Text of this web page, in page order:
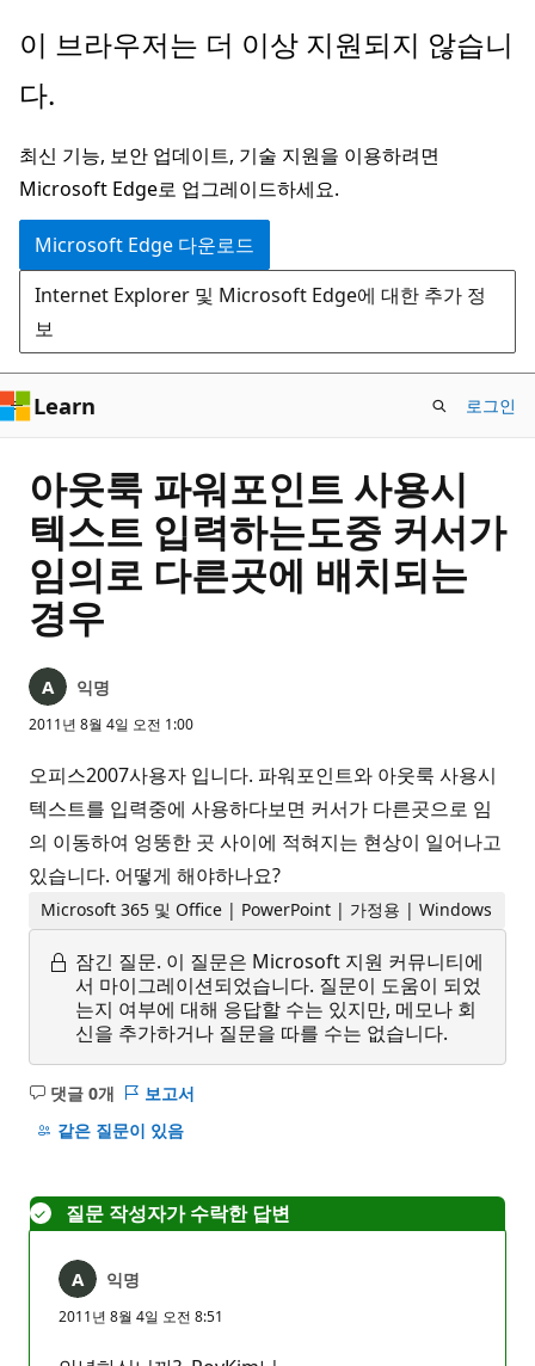
주
콘
츠
로
건
너
뛰
기
이 브라우저는 더 이상 지원되지 않습니
다.
최신 기능, 보안 업데이트, 기술 지원을 이용하려면
Microsoft Edge로 업그레이드하세요.
Microsoft Edge 다운로드
Internet Explorer 및 Microsoft Edge에 대한 추가 정
보
Learn 로그인
아웃룩 파워포인트 사용시
텍스트 입력하는도중 커서가
임의로 다른곳에 배치되는
경우
익명
2011년 8월 4일 오전 1:00
오피스2007사용자 입니다. 파워포인트와 아웃룩 사용시
텍스트를 입력중에 사용하다보면 커서가 다른곳으로 임
의 이동하여 엉뚱한 곳 사이에 적혀지는 현상이 일어나고
있습니다. 어떻게 해야하나요?
Microsoft 365 및 Office | PowerPoint | 가정용 | Windows
잠긴 질문. 이 질문은 Microsoft 지원 커뮤니티에
서 마이그레이션되었습니다. 질문이 도움이 되었
는지 여부에 대해 응답할 수는 있지만, 메모나 회
신을 추가하거나 질문을 따를 수는 없습니다.
댓글 0개
설
명
보고서
같은 질문이 있음
질문 작성자가 수락한 답변
익명
2011년 8월 4일 오전 8:51